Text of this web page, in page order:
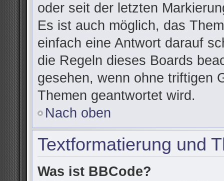
oder seit der letzten
Es ist auch möglich, das
einfach eine Antwort darauf
die Regeln dieses Boards
gesehen, wenn ohne triftigen
Themen geantwortet wird.
Nach oben
Textformatierung und
Was ist BBCode?